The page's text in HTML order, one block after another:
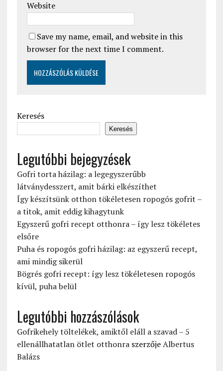
Website
Save my name, email, and website in this
browser for the next time I comment.
Keresés
Keresés
Legutóbbi bejegyzések
Gofri torta házilag: a legegyszerűbb
látványdesszert, amit bárki elkészíthet
Így készítsünk otthon tökéletesen ropogós gofrit –
a titok, amit eddig kihagytunk
Egyszerű gofri recept otthonra – így lesz tökéletes
elsőre
Puha és ropogós gofri házilag: az egyszerű recept,
ami mindig sikerül
Bögrés gofri recept: így lesz tökéletesen ropogós
kívül, puha belül
Legutóbbi hozzászólások
Gofrikehely töltelékek, amiktől eláll a szavad – 5
ellenállhatatlan ötlet otthonraszerzőjeAlbertus
Balázs